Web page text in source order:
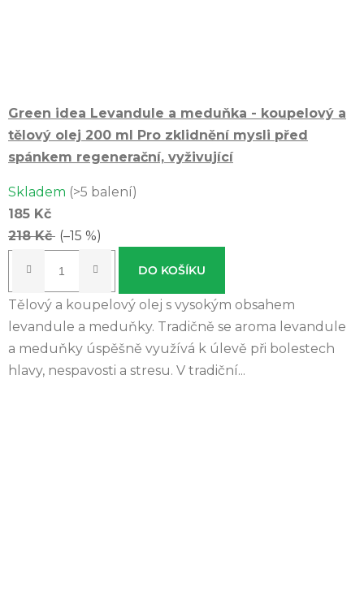
Green idea Levandule a meduňka - koupelový a
tělový olej 200 ml Pro zklidnění mysli před
spánkem regenerační, vyživující
hodnocení
produktu
je
z 5
hvězdiček.
Skladem (>5 balení)
185 Kč
218 Kč (–15 %)
DO KOŠÍKU
Tělový a koupelový olej s vysokým obsahem
levandule a meduňky. Tradičně se aroma levandule
a meduňky úspěšně využívá k úlevě při bolestech
hlavy, nespavosti a stresu. V tradiční...